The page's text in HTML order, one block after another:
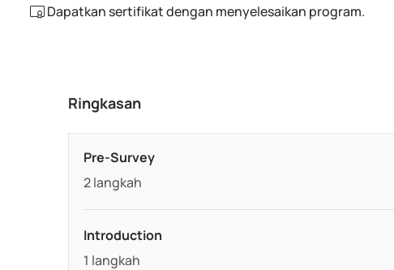
Dapatkan sertifikat dengan menyelesaikan program.
Ringkasan
Pre-Survey
.
2 langkah
Introduction
.1 langkah